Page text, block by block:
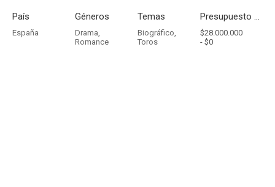
País
España
Géneros
Drama,
Romance
Temas
Biográfico,
Toros
Presupuesto - Ingresos
$28.000.000
- $0